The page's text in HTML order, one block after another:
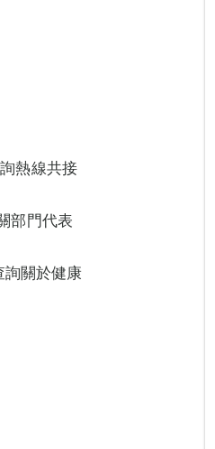
熱線共接
部門代表
關於健康